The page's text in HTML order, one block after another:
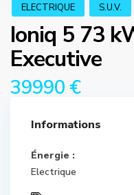
ELECTRIQUE S.U.V.
Ioniq 5 73
Executive
39990 €
Informations
Énergie :
Electrique